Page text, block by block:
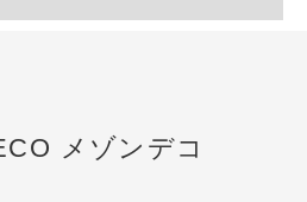
メゾンデコ